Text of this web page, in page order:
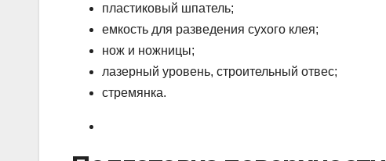
пластиковый шпатель;
емкость для разведения сухого клея;
нож и ножницы;
лазерный уровень, строительный отвес;
стремянка.